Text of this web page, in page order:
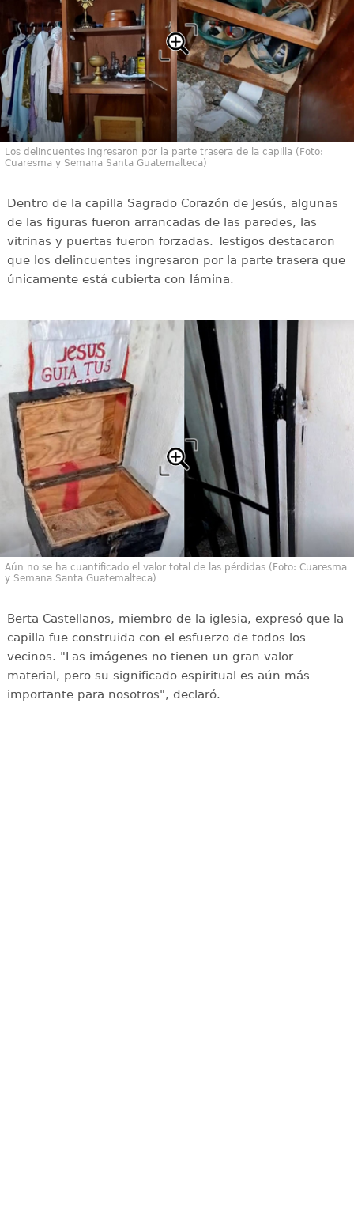
Los delincuentes ingresaron por la parte trasera de la capilla (Foto:
Cuaresma y Semana Santa Guatemalteca)
Dentro de la capilla Sagrado Corazón de Jesús, algunas
de las figuras fueron arrancadas de las paredes, las
vitrinas y puertas fueron forzadas. Testigos destacaron
que los delincuentes ingresaron por la parte trasera que
únicamente está cubierta con lámina.
Aún no se ha cuantificado el valor total de las pérdidas (Foto: Cuaresma
y Semana Santa Guatemalteca)
Berta Castellanos, miembro de la iglesia, expresó que la
capilla fue construida con el esfuerzo de todos los
vecinos. "Las imágenes no tienen un gran valor
material, pero su significado espiritual es aún más
importante para nosotros", declaró.